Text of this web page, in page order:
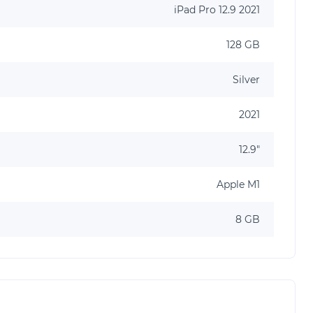
iPad Pro 12.9 2021
128 GB
Silver
2021
12.9"
Apple M1
8 GB